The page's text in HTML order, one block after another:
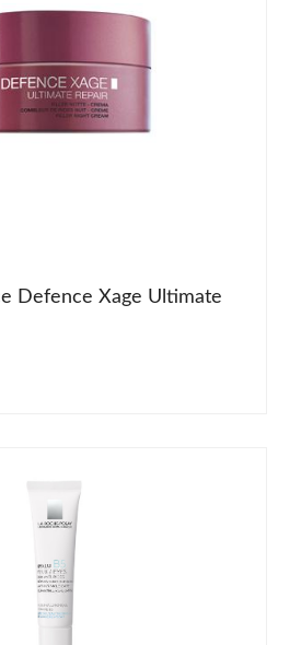
Defence Xage Ultimate